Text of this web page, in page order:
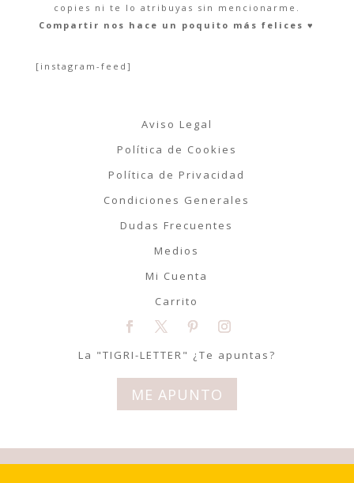
copies ni te lo atribuyas sin mencionarme.
Compartir nos hace un poquito más felices ♥︎
[instagram-feed]
Aviso Legal
Política de Cookies
Política de Privacidad
Condiciones Generales
Dudas Frecuentes
Medios
Mi Cuenta
Carrito
La "TIGRI-LETTER" ¿Te apuntas?
ME APUNTO